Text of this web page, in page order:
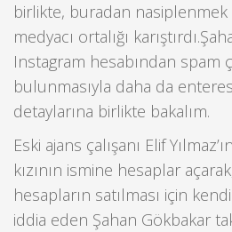
birlikte, buradan nasiplenmek
medyacı ortalığı karıştırdı.
Instagram hesabından spam
bulunmasıyla daha da
detaylarına birlikte bakalım.
Eski ajans çalışanı Elif
kızının ismine hesaplar
hesapların satılması için
iddia eden Şahan Gökbakar